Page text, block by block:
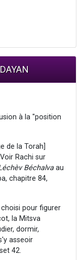
à la "position
de la Torah]
Rachi sur
Béchalvaau
chapitre 84,
pour figurer
la Mitsva
dormir,
asseoir
42.